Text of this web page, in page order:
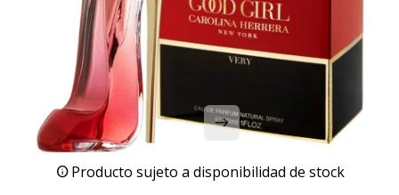
Producto sujeto a disponibilidad de stock